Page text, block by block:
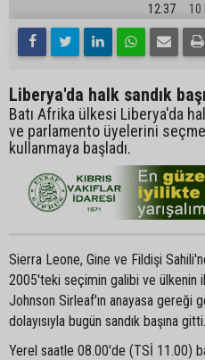
12:37 10
Liberya'da halk sandık
Batı Afrika ülkesi Liberya'da
ve parlamento üyelerini
kullanmaya başladı.
Sierra Leone, Gine ve Fildişi
2005'teki seçimin galibi ve ülkenin
Johnson Sirleaf'ın anayasa gereği
dolayısıyla bugün sandık başına gitti.
Yerel saatle 08.00'de (TSİ 11.00)